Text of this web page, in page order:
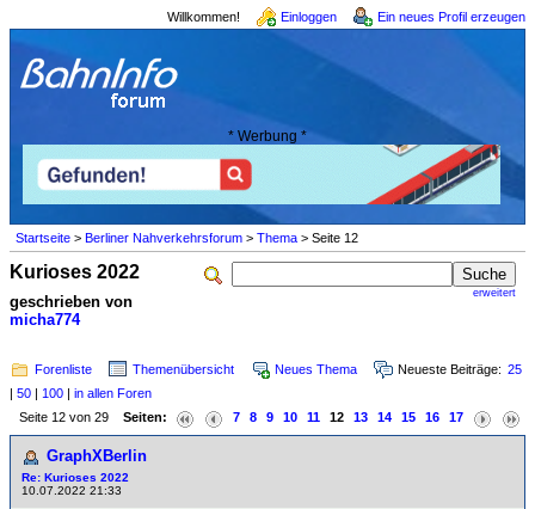
Willkommen! Einloggen Ein neues Profil erzeugen
* Werbung *
Startseite > Berliner Nahverkehrsforum > Thema > Seite 12
erweitert
Kurioses 2022
geschrieben von
micha774
Forenliste Themenübersicht Neues Thema Neueste Beiträge: 25
| 50 | 100 | in allen Foren
Seite 12 von 29 Seiten: 7 8 9 10 11 12 13 14 15 16 17
GraphXBerlin
Re: Kurioses 2022
10.07.2022 21:33